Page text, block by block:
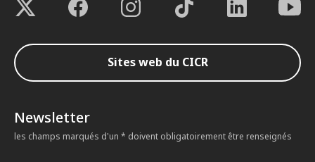
Sites web du CICR
Newsletter
les champs marqués d'un * doivent obligatoirement être renseignés